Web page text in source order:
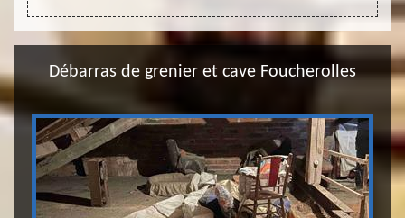
Débarras de grenier et cave Foucherolles